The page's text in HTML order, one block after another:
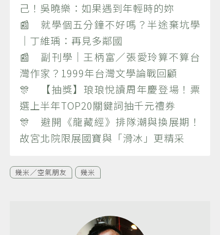
己！吳曉樂：如果遇到年輕時的妳
📰 就學個五分鐘不好嗎？半途棄坑學
｜丁維瑀：再見多鄰國
📰 副刊學｜王柄富／張愛玲算不算台
灣作家？1999年台灣文學論戰回顧
🎊 【抽獎】琅琅悅讀周年慶登場！票
選上半年TOP20關鍵詞抽千元禮券
🎊 避開《龍藏經》排隊潮與換展期！
故宮北院限展國寶與「滑冰」更精采
幾米／空氣朋友 幾米